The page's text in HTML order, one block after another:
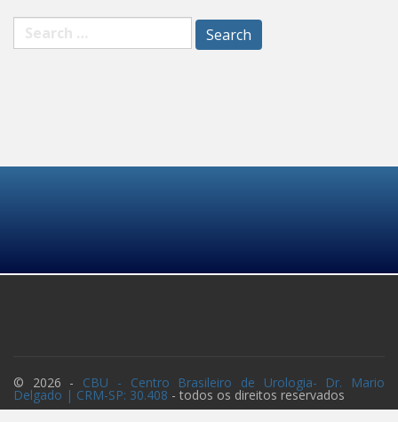
Search
for:
© 2026 - CBU - Centro Brasileiro de Urologia- Dr. Mario
Delgado | CRM-SP: 30.408 - todos os direitos reservados
Desenvolvido